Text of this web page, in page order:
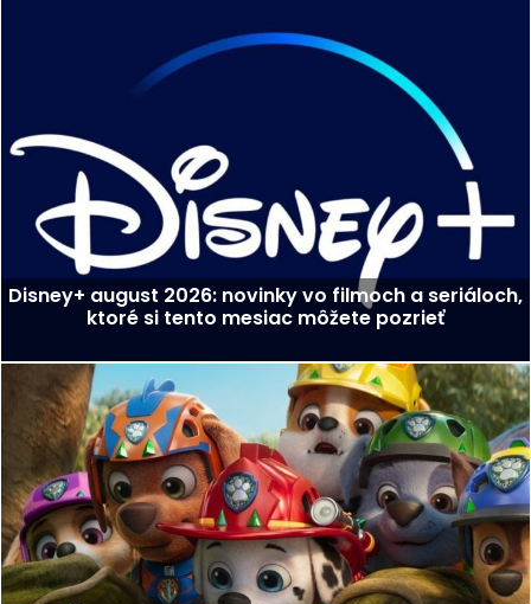
Disney+ august 2026: novinky vo filmoch a seriáloch,
ktoré si tento mesiac môžete pozrieť